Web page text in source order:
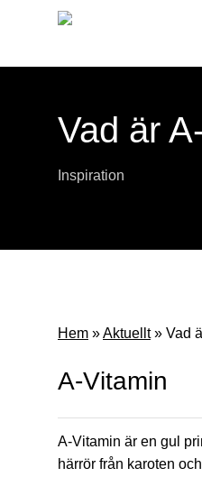
Vad är
Inspiration
Hem »Aktuellt» Vad
A-Vitamin
A-Vitamin är en gul
härrör från karoten